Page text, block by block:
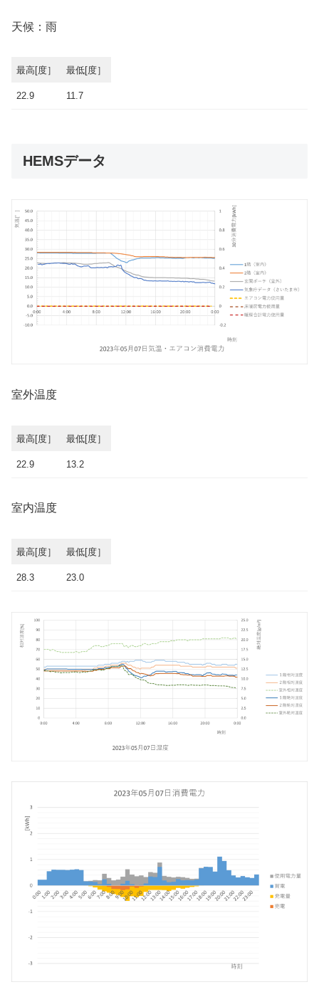
天候：雨
最高[度］ 最低[度］
22.9 11.7
HEMSデータ
室外温度
最高[度］ 最低[度］
22.9 13.2
室内温度
最高[度］ 最低[度］
28.3 23.0